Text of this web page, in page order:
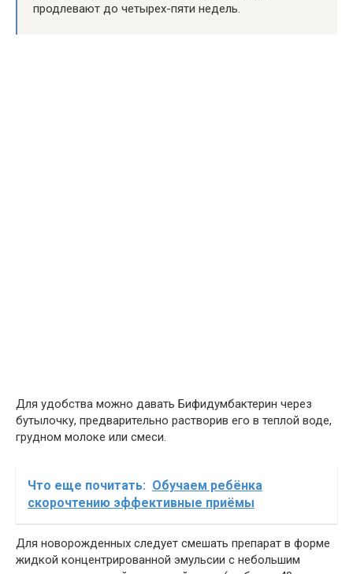
продлевают до четырех-пяти недель.
Для удобства можно давать Бифидумбактерин через
бутылочку, предварительно растворив его в теплой воде,
грудном молоке или смеси.
Что еще почитать: Обучаем ребёнка
скорочтению эффективные приёмы
Для новорожденных следует смешать препарат в форме
жидкой концентрированной эмульсии с небольшим